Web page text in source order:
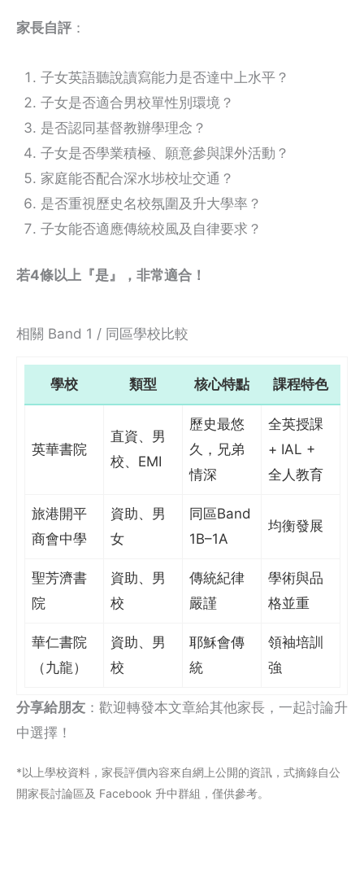
家長自評 ：
子女英語聽說讀寫能力是否達中上水平？
子女是否適合男校單性別環境？
是否認同基督教辦學理念？
子女是否學業積極、願意參與課外活動？
家庭能否配合深水埗校址交通？
是否重視歷史名校氛圍及升大學率？
子女能否適應傳統校風及自律要求？
若4條以上『是』，非常適合！
相關 Band 1 / 同區學校比較
學校 類型 核心特點 課程特色
英華書院
直資、男
校、EMI
歷史最悠
久，兄弟
情深
全英授課
+ IAL +
全人教育
旅港開平
商會中學
資助、男
女
同區Band
1B–1A
均衡發展
聖芳濟書
院
資助、男
校
傳統紀律
嚴謹
學術與品
格並重
華仁書院
（九龍）
資助、男
校
耶穌會傳
統
領袖培訓
強
分享給朋友 ：歡迎轉發本文章給其他家長，一起討論升
中選擇！
*以上學校資料，家長評價內容來自網上公閞的資訊，式摘錄自公
開家長討論區及 Facebook 升中群組，僅供參考。